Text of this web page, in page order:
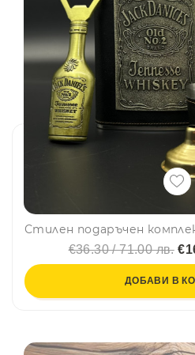
€36.30 / 71.00 лв.
ДОБАВИ В